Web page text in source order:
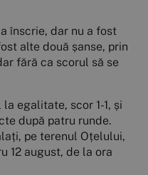
înscrie, dar nu a fost
alte două șanse, prin
fără ca scorul să se
egalitate, scor 1-1, și
după patru runde.
pe terenul Oțelului,
12 august, de la ora